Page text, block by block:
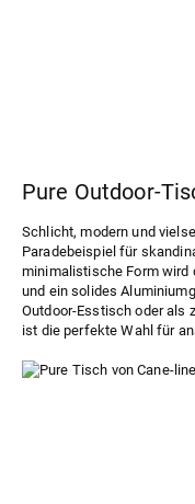
Pure Outdoor-
Schlicht, modern und
Paradebeispiel für
minimalistische Form wird
und ein solides
Outdoor-Esstisch oder als
ist die perfekte Wahl für